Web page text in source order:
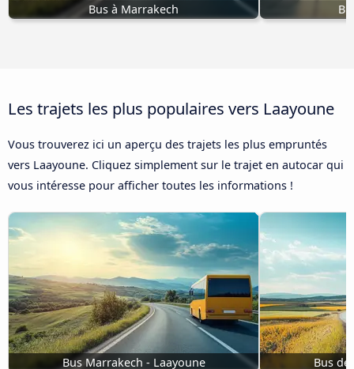
Bus à Marrakech
Les trajets les plus populaires vers Laayoune
Vous trouverez ici un aperçu des trajets les plus empruntés
vers Laayoune. Cliquez simplement sur le trajet en autocar qui
vous intéresse pour afficher toutes les informations !
Bus Marrakech - Laayoune Bus